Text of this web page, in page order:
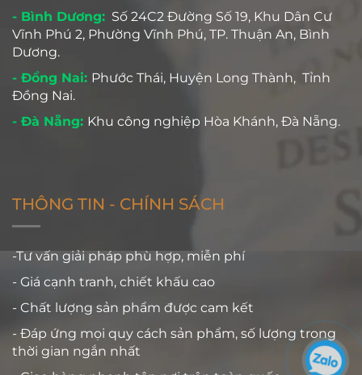
- Bình Dương: Số 24C2 Đường Số 19, Khu Dân Cư
Vĩnh Phú 2, Phường Vĩnh Phú, TP. Thuận An, Bình
Dương.
- Đồng Nai: Phước Thái, Huyện Long Thành, Tỉnh
Đồng Nai.
- Đà Nẵng: Khu công nghiệp Hòa Khánh, Đà Nẵng.
THÔNG TIN - CHÍNH SÁCH
-Tư vấn giải pháp phù hợp, miễn phí
- Giá cạnh tranh, chiết khấu cao
- Chất lượng sản phẩm được cam kết
- Đáp ứng mọi quy cách sản phẩm, số lượng trong
thời gian ngắn nhất